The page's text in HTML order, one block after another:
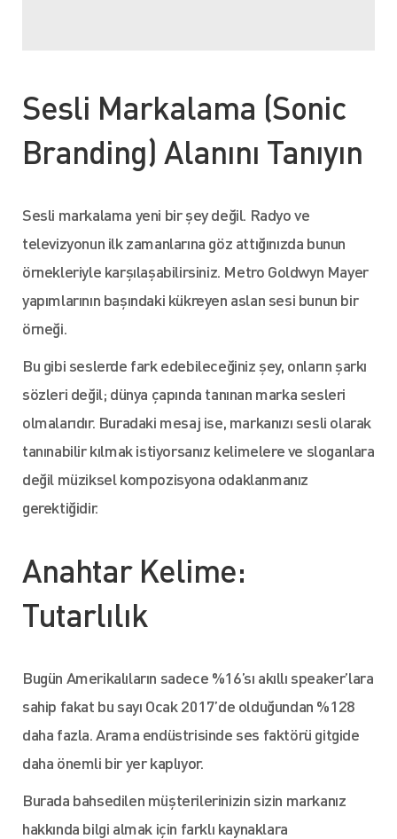
Sesli Markalama (Sonic
Branding) Alanını Tanıyın
Sesli markalama yeni bir şey değil. Radyo ve
televizyonun ilk zamanlarına göz attığınızda bunun
örnekleriyle karşılaşabilirsiniz. Metro Goldwyn Mayer
yapımlarının başındaki kükreyen aslan sesi bunun bir
örneği.
Bu gibi seslerde fark edebileceğiniz şey, onların şarkı
sözleri değil; dünya çapında tanınan marka sesleri
olmalarıdır. Buradaki mesaj ise, markanızı sesli olarak
tanınabilir kılmak istiyorsanız kelimelere ve sloganlara
değil müziksel kompozisyona odaklanmanız
gerektiğidir.
Anahtar Kelime:
Tutarlılık
Bugün Amerikalıların sadece %16’sı akıllı speaker’lara
sahip fakat bu sayı Ocak 2017’de olduğundan %128
daha fazla. Arama endüstrisinde ses faktörü gitgide
daha önemli bir yer kaplıyor.
Burada bahsedilen müşterilerinizin sizin markanız
hakkında bilgi almak için farklı kaynaklara